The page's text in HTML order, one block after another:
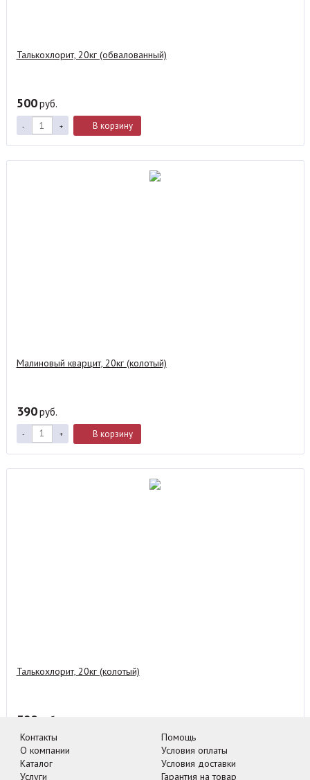
Талькохлорит, 20кг (обвалованный)
500руб.
- + В корзину
Малиновый кварцит, 20кг (колотый)
390руб.
- + В корзину
Талькохлорит, 20кг (колотый)
390 руб.
-
Контакты
О компании
Каталог
Услуги
Помощь
Условия оплаты
Условия доставки
Гарантия на товар